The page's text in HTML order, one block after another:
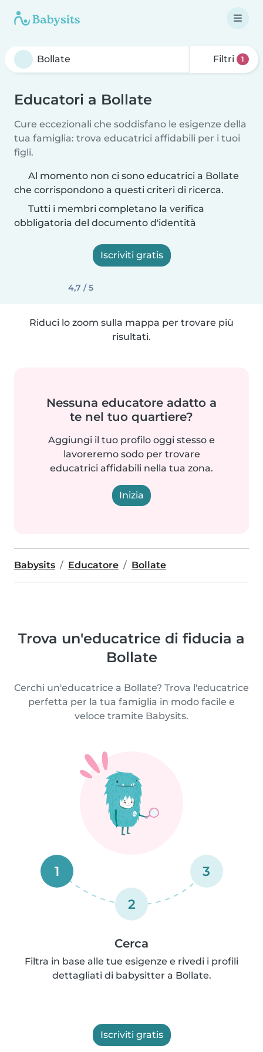
Filtri 1
Educatori a Bollate
Cure eccezionali che soddisfano le esigenze della
tua famiglia: trova educatrici affidabili per i tuoi
figli.
Al momento non ci sono educatrici a Bollate
che corrispondono a questi criteri di ricerca.
Tutti i membri completano la verifica
obbligatoria del documento d'identità
Iscriviti gratis
4,7 / 5
Riduci lo zoom sulla mappa per trovare più
risultati.
Nessuna educatore adatto a
te nel tuo quartiere?
Aggiungi il tuo profilo oggi stesso e
lavoreremo sodo per trovare
educatrici affidabili nella tua zona.
Inizia
Babysits Educatore Bollate
Trova un'educatrice di fiducia a
Bollate
Cerchi un'educatrice a Bollate? Trova l'educatrice
perfetta per la tua famiglia in modo facile e
veloce tramite Babysits.
1
2
3
Cerca
Filtra in base alle tue esigenze e rivedi i profili
dettagliati di babysitter a Bollate.
Iscriviti gratis